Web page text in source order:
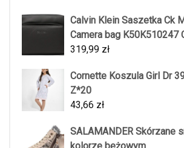
Calvin Klein Saszetka Ck
Camera bag K50K510247
319,99 zł
Cornette Koszula Girl Dr
Z*20
43,66 zł
SALAMANDER Skórzane